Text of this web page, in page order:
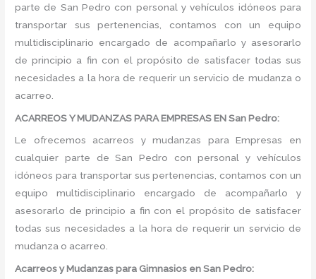
parte de San Pedro con personal y vehículos idóneos para
transportar sus pertenencias, contamos con un equipo
multidisciplinario encargado de acompañarlo y asesorarlo
de principio a fin con el propósito de satisfacer todas sus
necesidades a la hora de requerir un servicio de mudanza o
acarreo.
ACARREOS Y MUDANZAS PARA EMPRESAS EN San Pedro:
Le ofrecemos acarreos y mudanzas para Empresas en
cualquier parte de San Pedro con personal y vehículos
idóneos para transportar sus pertenencias, contamos con un
equipo multidisciplinario encargado de acompañarlo y
asesorarlo de principio a fin con el propósito de satisfacer
todas sus necesidades a la hora de requerir un servicio de
mudanza o acarreo.
Acarreos y Mudanzas para Gimnasios en San Pedro: